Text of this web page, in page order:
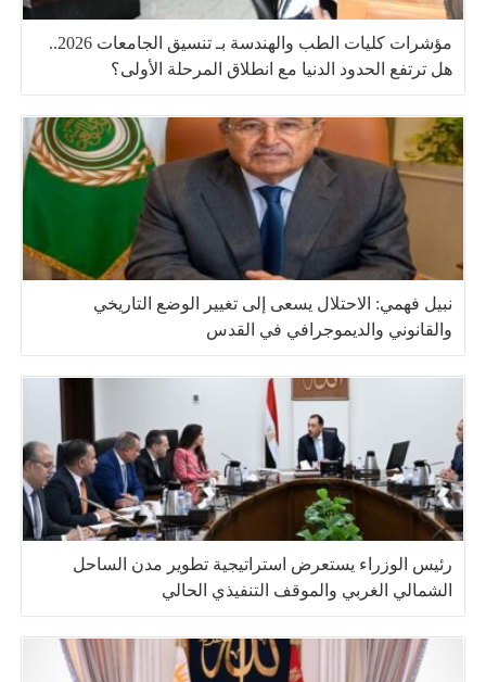
مؤشرات كليات الطب والهندسة بـ تنسيق الجامعات 2026..
هل ترتفع الحدود الدنيا مع انطلاق المرحلة الأولى؟
نبيل فهمي: الاحتلال يسعى إلى تغيير الوضع التاريخي
والقانوني والديموجرافي في القدس
رئيس الوزراء يستعرض استراتيجية تطوير مدن الساحل
الشمالي الغربي والموقف التنفيذي الحالي